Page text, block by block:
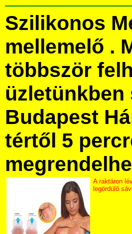
Szilikonos
mellemelő .
többször
üzletünkben
Budapest
tértől 5
A raktáron
legördülő